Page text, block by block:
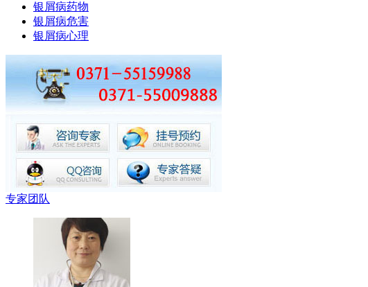
银屑病药物
银屑病危害
银屑病心理
专家团队